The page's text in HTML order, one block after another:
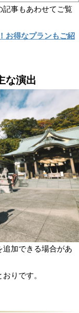
事もあわせてご覧
お得なプランもご紹
な演出
加できる場合があ
りです。